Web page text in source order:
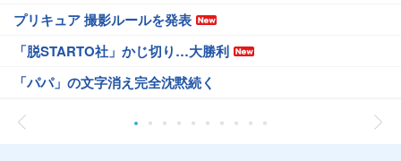
プリキュア 撮影ルールを発表
「脱STARTO社」かじ切り…大勝利
「パパ」の文字消え完全沈黙続く